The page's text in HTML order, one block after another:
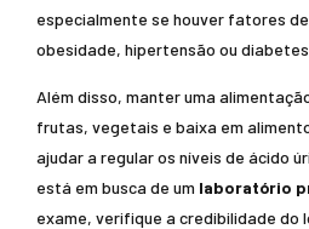
especialmente se houver fatores
obesidade, hipertensão ou diabetes.
Além disso, manter uma
frutas, vegetais e baixa em
ajudar a regular os níveis de ácido
está em busca de um laboratório
exame, verifique a credibilidade do